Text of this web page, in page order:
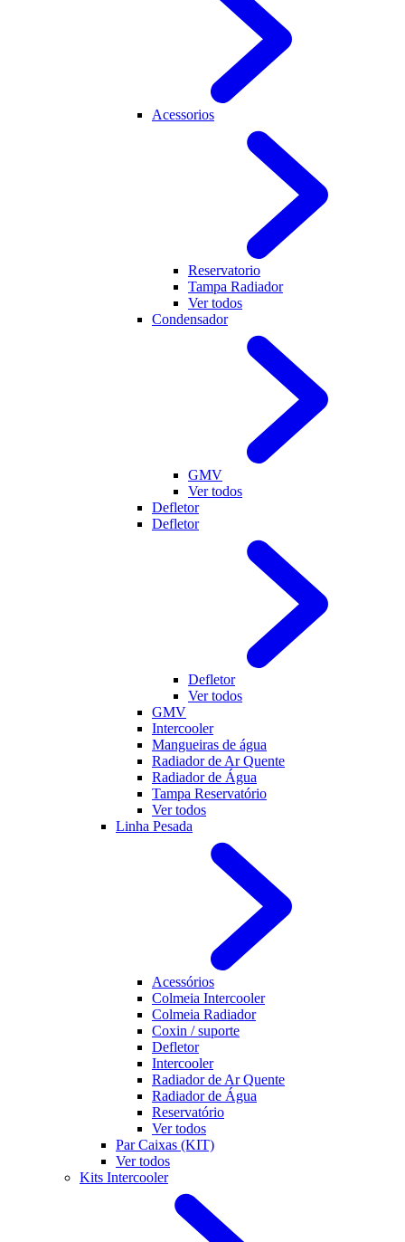
Acessorios
Reservatorio
Tampa Radiador
Ver todos
Condensador
GMV
Ver todos
Defletor
Defletor
Defletor
Ver todos
GMV
Intercooler
Mangueiras de água
Radiador de Ar Quente
Radiador de Água
Tampa Reservatório
Ver todos
Linha Pesada
Acessórios
Colmeia Intercooler
Colmeia Radiador
Coxin / suporte
Defletor
Intercooler
Radiador de Ar Quente
Radiador de Água
Reservatório
Ver todos
Par Caixas (KIT)
Ver todos
Kits Intercooler